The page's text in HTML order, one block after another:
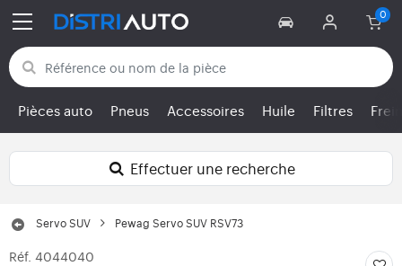
Retour aux catégories
Pièces auto Pneus Accessoires Huile Filtres
Effectuer une recherche
Servo SUV Pewag Servo SUV RSV73
Réf. 4044040